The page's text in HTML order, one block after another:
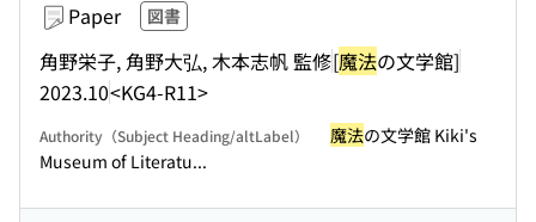
Paper 図書
角野栄子, 角野大弘, 木本志帆 監修[魔法の文学館]
2023.10<KG4-R11>
Authority（Subject Heading/altLabel） 魔法の文学館 Kiki's
Museum of Literatu...